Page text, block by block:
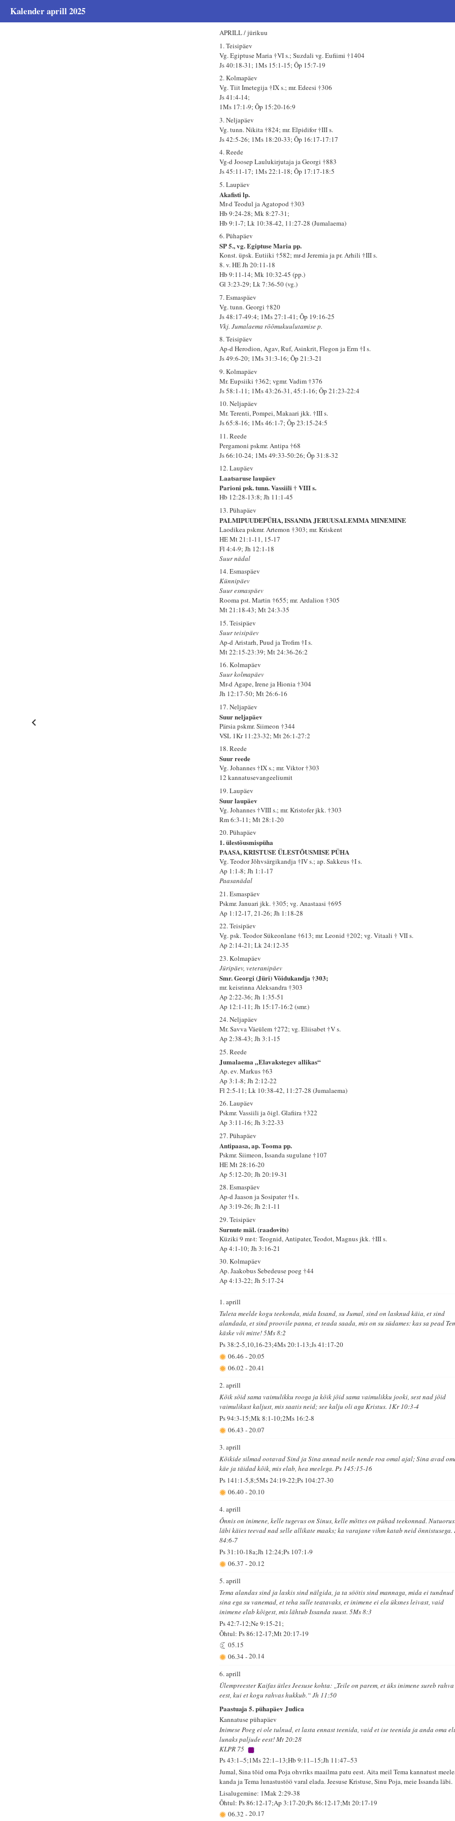
Kalender aprill 2025
APRILL / jürikuu
1. Teisipäev
Vg. Egiptuse Maria †VI s.; Suzdali vg. Eufiimi †1404
Js 40:18-31; 1Ms 15:1-15; Õp 15:7-19
2. Kolmapäev
Vg. Tiit Imetegija †IX s.; mr. Edeesi †306
Js 41:4-14;
1Ms 17:1-9; Õp 15:20-16:9
3. Neljapäev
Vg. tunn. Nikita †824; mr. Elpidifor †III s.
Js 42:5-26; 1Ms 18:20-33; Õp 16:17-17:17
4. Reede
Vg-d Joosep Laulukirjutaja ja Georgi †883
Js 45:11-17; 1Ms 22:1-18; Õp 17:17-18:5
5. Laupäev
Akafisti lp.
Mr-d Teodul ja Agatopod †303
Hb 9:24-28; Mk 8:27-31;
Hb 9:1-7; Lk 10:38-42, 11:27-28 (Jumalaema)
6. Pühapäev
SP 5., vg. Egiptuse Maria pp.
Konst. üpsk. Eutiiki †582; mr-d Jeremia ja pr. Arhili †III s.
8. v. HE Jh 20:11-18
Hb 9:11-14; Mk 10:32-45 (pp.)
Gl 3:23-29; Lk 7:36-50 (vg.)
7. Esmaspäev
Vg. tunn. Georgi †820
Js 48:17-49:4; 1Ms 27:1-41; Õp 19:16-25
Vkj. Jumalaema rõõmukuulutamise p.
8. Teisipäev
Ap-d Herodion, Agav, Ruf, Asinkrit, Flegon ja Erm †I s.
Js 49:6-20; 1Ms 31:3-16; Õp 21:3-21
9. Kolmapäev
Mr. Eupsiiki †362; vgmr. Vadim †376
Js 58:1-11; 1Ms 43:26-31, 45:1-16; Õp 21:23-22:4
10. Neljapäev
Mr. Terenti, Pompei, Makaari jkk. †III s.
Js 65:8-16; 1Ms 46:1-7; Õp 23:15-24:5
11. Reede
Pergamoni pskmr. Antipa †68
Js 66:10-24; 1Ms 49:33-50:26; Õp 31:8-32
12. Laupäev
Laatsaruse laupäev
Parioni psk. tunn. Vassiili † VIII s.
Hb 12:28-13:8; Jh 11:1-45
13. Pühapäev
PALMIPUUDEPÜHA, ISSANDA JERUUSALEMMA MINEMINE
Laodikea pskmr. Artemon †303; mr. Kriskent
HE Mt 21:1-11, 15-17
Fl 4:4-9; Jh 12:1-18
Suur nädal
14. Esmaspäev
Künnipäev
Suur esmaspäev
Rooma pst. Martin †655; mr. Ardalion †305
Mt 21:18-43; Mt 24:3-35
15. Teisipäev
Suur teisipäev
Ap-d Aristarh, Puud ja Trofim †I s.
Mt 22:15-23:39; Mt 24:36-26:2
16. Kolmapäev
Suur kolmapäev
Mr-d Agape, Irene ja Hionia †304
Jh 12:17-50; Mt 26:6-16
17. Neljapäev
Suur neljapäev
Pärsia pskmr. Siimeon †344
VSL 1Kr 11:23-32; Mt 26:1-27:2
18. Reede
Suur reede
Vg. Johannes †IX s.; mr. Viktor †303
12 kannatusevangeeliumit
19. Laupäev
Suur laupäev
Vg. Johannes †VIII s.; mr. Kristofer jkk. †303
Rm 6:3-11; Mt 28:1-20
20. Pühapäev
1. ülestõusmispüha
PAASA, KRISTUSE ÜLESTÕUSMISE PÜHA
Vg. Teodor Jõhvsärgikandja †IV s.; ap. Sakkeus †I s.
Ap 1:1-8; Jh 1:1-17
Paasanädal
21. Esmaspäev
Pskmr. Januari jkk. †305; vg. Anastaasi †695
Ap 1:12-17, 21-26; Jh 1:18-28
22. Teisipäev
Vg. psk. Teodor Sükeonlane †613; mr. Leonid †202; vg. Vitaali † VII s.
Ap 2:14-21; Lk 24:12-35
23. Kolmapäev
Jüripäev, veteranipäev
Smr. Georgi (Jüri) Võidukandja †303;
mr. keisrinna Aleksandra †303
Ap 2:22-36; Jh 1:35-51
Ap 12:1-11; Jh 15:17-16:2 (smr.)
24. Neljapäev
Mr. Savva Väeülem †272; vg. Eliisabet †V s.
Ap 2:38-43; Jh 3:1-15
25. Reede
Jumalaema „Elavakstegev allikas“
Ap. ev. Markus †63
Ap 3:1-8; Jh 2:12-22
Fl 2:5-11; Lk 10:38-42, 11:27-28 (Jumalaema)
26. Laupäev
Pskmr. Vassiili ja õigl. Glafiira †322
Ap 3:11-16; Jh 3:22-33
27. Pühapäev
Antipaasa, ap. Tooma pp.
Pskmr. Siimeon, Issanda sugulane †107
HE Mt 28:16-20
Ap 5:12-20; Jh 20:19-31
28. Esmaspäev
Ap-d Jaason ja Sosipater †I s.
Ap 3:19-26; Jh 2:1-11
29. Teisipäev
Surnute mäl. (raadovits)
Küziki 9 mr-t: Teognid, Antipater, Teodot, Magnus jkk. †III s.
Ap 4:1-10; Jh 3:16-21
30. Kolmapäev
Ap. Jaakobus Sebedeuse poeg †44
Ap 4:13-22; Jh 5:17-24
1. aprill
Tuleta meelde kogu teekonda, mida Issand, su Jumal, sind on lasknud käia, et sind
alandada, et sind proovile panna, et teada saada, mis on su südames: kas sa pead
käske või mitte! 5Ms 8:2
Ps 38:2-5,10,16-23;4Ms 20:1-13;Js 41:17-20
06.46 -20.05
06.02 -20.41
2. aprill
Kõik sõid sama vaimulikku rooga ja kõik jõid sama vaimulikku jooki, sest nad jõid
vaimulikust kaljust, mis saatis neid; see kalju oli aga Kristus. 1Kr 10:3-4
Ps 94:3-15;Mk 8:1-10;2Ms 16:2-8
06.43 -20.07
3. aprill
Kõikide silmad ootavad Sind ja Sina annad neile nende roa omal ajal; Sina avad
käe ja täidad kõik, mis elab, hea meelega. Ps 145:15-16
Ps 141:1-5,8;5Ms 24:19-22;Ps 104:27-30
06.40-20.10
4. aprill
Õnnis on inimene, kelle tugevus on Sinus, kelle mõttes on pühad teekonnad.
läbi käies teevad nad selle allikate maaks; ka varajane vihm katab neid õnnistusega.
84:6-7
Ps 31:10-18a;Jh 12:24;Ps 107:1-9
06.37 -20.12
5. aprill
Tema alandas sind ja laskis sind nälgida, ja ta söötis sind mannaga, mida ei tundnud
sina ega su vanemad, et teha sulle teatavaks, et inimene ei ela üksnes leivast, vaid
inimene elab kõigest, mis lähtub Issanda suust. 5Ms 8:3
Ps 42:7-12;Ne 9:15-21;
Õhtul: Ps 86:12-17;Mt 20:17-19
05.15
06.34 -20.14
6. aprill
Ülempreester Kaifas ütles Jeesuse kohta: „Teile on parem, et üks inimene sureb rahva
eest, kui et kogu rahvas hukkub.“ Jh 11:50
Paastuaja 5. pühapäev Judica
Kannatuse pühapäev
Inimese Poeg ei ole tulnud, et lasta ennast teenida, vaid et ise teenida ja anda oma
lunaks paljude eest! Mt 20:28
KLPR 75
Ps 43:1–5;1Ms 22:1–13;Hb 9:11–15;Jh 11:47–53
Jumal, Sina tõid oma Poja ohvriks maailma patu eest. Aita meil Tema kannatust
kanda ja Tema lunastustöö varal elada. Jeesuse Kristuse, Sinu Poja, meie Issanda läbi.
Lisalugemine: 1Mak 2:29-38
Õhtul: Ps 86:12-17;Ap 3:17-20;Ps 86:12-17;Mt 20:17-19
06.32 -20.17